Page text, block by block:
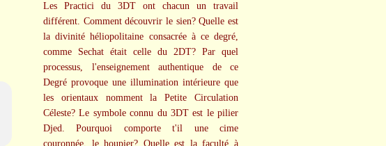
Les Practici du 3DT ont chacun un travail
différent. Comment découvrir le sien? Quelle est
la divinité héliopolitaine consacrée à ce degré,
comme Sechat était celle du 2DT? Par quel
processus, l'enseignement authentique de ce
Degré provoque une illumination intérieure que
les orientaux nomment la Petite Circulation
Céleste? Le symbole connu du 3DT est le pilier
Djed. Pourquoi comporte t'il une cime
couronnée, le houpier? Quelle est la faculté à